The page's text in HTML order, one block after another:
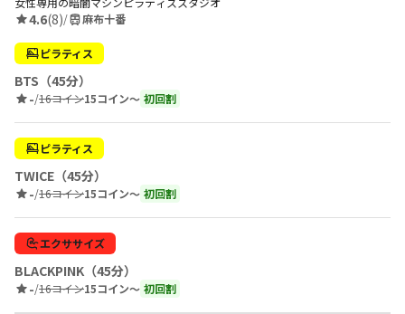
4.6(8)/ 麻布十番
ピラティス
BTS（45分）
-/16コイン15コイン〜 初回割
ピラティス
TWICE（45分）
-/16コイン15コイン〜 初回割
エクササイズ
BLACKPINK（45分）
-/16コイン15コイン〜 初回割